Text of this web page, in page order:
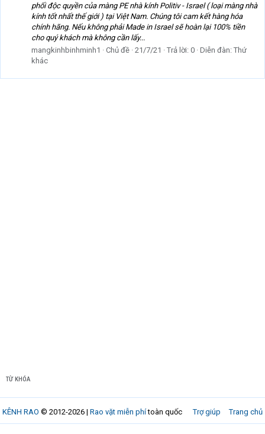
phối độc quyền của màng PE nhà kính Politiv - Israel ( loại màng nhà
kính tốt nhất thế giới ) tại Việt Nam. Chúng tôi cam kết hàng hóa
chính hãng. Nếu không phải Made in Israel sẽ hoàn lại 100% tiền
cho quý khách mà không cần lấy...
mangkinhbinhminh1
Chủ đề 21/7/21 Trả lời: 0 Diễn đàn: Thứ
khác
TỪ KHÓA
Trợ giúp Trang chủ
KÊNH RAO © 2012-2026 | Rao vặt miễn phítoàn quốc